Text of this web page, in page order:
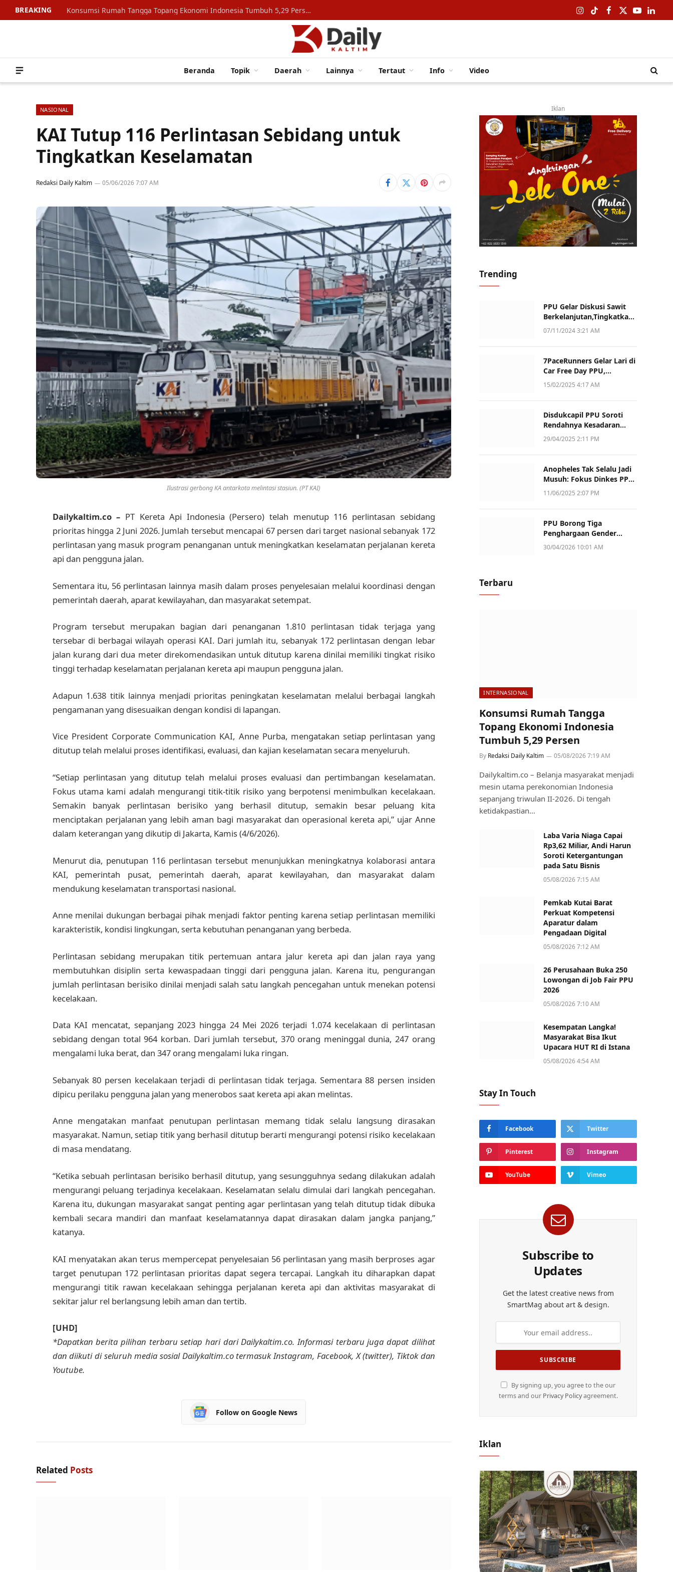
BREAKING Konsumsi Rumah Tangga Topang Ekonomi Indonesia Tumbuh 5,29 Persen Instagram
TikTokFacebook
X
YouTube
Beranda Topik Daerah Lainnya Tertaut Info Video
NASIONAL
KAI Tutup 116 Perlintasan Sebidang untuk
Tingkatkan Keselamatan
Redaksi Daily Kaltim 05/06/2026 7:07 AM
Ilustrasi gerbong KA antarkota melintasi stasiun. (PT KAI)
Dailykaltim.co – PT Kereta Api Indonesia (Persero) telah menutup 116 perlintasan sebidang
prioritas hingga 2 Juni 2026. Jumlah tersebut mencapai 67 persen dari target nasional sebanyak 172
perlintasan yang masuk program penanganan untuk meningkatkan keselamatan perjalanan kereta
api dan pengguna jalan.
Sementara itu, 56 perlintasan lainnya masih dalam proses penyelesaian melalui koordinasi dengan
pemerintah daerah, aparat kewilayahan, dan masyarakat setempat.
Program tersebut merupakan bagian dari penanganan 1.810 perlintasan tidak terjaga yang
tersebar di berbagai wilayah operasi KAI. Dari jumlah itu, sebanyak 172 perlintasan dengan lebar
jalan kurang dari dua meter direkomendasikan untuk ditutup karena dinilai memiliki tingkat risiko
tinggi terhadap keselamatan perjalanan kereta api maupun pengguna jalan.
Adapun 1.638 titik lainnya menjadi prioritas peningkatan keselamatan melalui berbagai langkah
pengamanan yang disesuaikan dengan kondisi di lapangan.
Vice President Corporate Communication KAI, Anne Purba, mengatakan setiap perlintasan yang
ditutup telah melalui proses identifikasi, evaluasi, dan kajian keselamatan secara menyeluruh.
“Setiap perlintasan yang ditutup telah melalui proses evaluasi dan pertimbangan keselamatan.
Fokus utama kami adalah mengurangi titik-titik risiko yang berpotensi menimbulkan kecelakaan.
Semakin banyak perlintasan berisiko yang berhasil ditutup, semakin besar peluang kita
menciptakan perjalanan yang lebih aman bagi masyarakat dan operasional kereta api,” ujar Anne
dalam keterangan yang dikutip di Jakarta, Kamis (4/6/2026).
Menurut dia, penutupan 116 perlintasan tersebut menunjukkan meningkatnya kolaborasi antara
KAI, pemerintah pusat, pemerintah daerah, aparat kewilayahan, dan masyarakat dalam
mendukung keselamatan transportasi nasional.
Anne menilai dukungan berbagai pihak menjadi faktor penting karena setiap perlintasan memiliki
karakteristik, kondisi lingkungan, serta kebutuhan penanganan yang berbeda.
Perlintasan sebidang merupakan titik pertemuan antara jalur kereta api dan jalan raya yang
membutuhkan disiplin serta kewaspadaan tinggi dari pengguna jalan. Karena itu, pengurangan
jumlah perlintasan berisiko dinilai menjadi salah satu langkah pencegahan untuk menekan potensi
kecelakaan.
Data KAI mencatat, sepanjang 2023 hingga 24 Mei 2026 terjadi 1.074 kecelakaan di perlintasan
sebidang dengan total 964 korban. Dari jumlah tersebut, 370 orang meninggal dunia, 247 orang
mengalami luka berat, dan 347 orang mengalami luka ringan.
Sebanyak 80 persen kecelakaan terjadi di perlintasan tidak terjaga. Sementara 88 persen insiden
dipicu perilaku pengguna jalan yang menerobos saat kereta api akan melintas.
Anne mengatakan manfaat penutupan perlintasan memang tidak selalu langsung dirasakan
masyarakat. Namun, setiap titik yang berhasil ditutup berarti mengurangi potensi risiko kecelakaan
di masa mendatang.
“Ketika sebuah perlintasan berisiko berhasil ditutup, yang sesungguhnya sedang dilakukan adalah
mengurangi peluang terjadinya kecelakaan. Keselamatan selalu dimulai dari langkah pencegahan.
Karena itu, dukungan masyarakat sangat penting agar perlintasan yang telah ditutup tidak dibuka
kembali secara mandiri dan manfaat keselamatannya dapat dirasakan dalam jangka panjang,”
katanya.
KAI menyatakan akan terus mempercepat penyelesaian 56 perlintasan yang masih berproses agar
target penutupan 172 perlintasan prioritas dapat segera tercapai. Langkah itu diharapkan dapat
mengurangi titik rawan kecelakaan sehingga perjalanan kereta api dan aktivitas masyarakat di
sekitar jalur rel berlangsung lebih aman dan tertib.
[UHD]
*Dapatkan berita pilihan terbaru setiap hari dari Dailykaltim.co. Informasi terbaru juga dapat dilihat
dan diikuti di seluruh media sosial Dailykaltim.co termasuk Instagram, Facebook, X (twitter), Tiktok dan
Youtube.
Follow on Google News
Related Posts
Iklan
Trending
PPU Gelar Diskusi Sawit
Berkelanjutan,Tingkatkan
Daya Saing dan Kualitas
07/11/2024 3:21 AM
7PaceRunners Gelar Lari di
Car Free Day PPU,
Kampanye Gaya Hidup
15/02/2025 4:17 AM
Disdukcapil PPU Soroti
Rendahnya Kesadaran
Warga Soal Pelaporan
29/04/2025 2:11 PM
Anopheles Tak Selalu Jadi
Musuh: Fokus Dinkes PPU
Kini ke Penularan Aktif di
11/06/2025 2:07 PM
PPU Borong Tiga
Penghargaan Gender
Champion Kaltim 2026,
30/04/2026 10:01 AM
Terbaru
INTERNASIONAL
Konsumsi Rumah Tangga
Topang Ekonomi Indonesia
Tumbuh 5,29 Persen
By Redaksi Daily Kaltim 05/08/2026 7:19 AM
Dailykaltim.co – Belanja masyarakat menjadi
mesin utama perekonomian Indonesia
sepanjang triwulan II-2026. Di tengah
ketidakpastian…
Laba Varia Niaga Capai
Rp3,62 Miliar, Andi Harun
Soroti Ketergantungan
pada Satu Bisnis
05/08/2026 7:15 AM
Pemkab Kutai Barat
Perkuat Kompetensi
Aparatur dalam
Pengadaan Digital
05/08/2026 7:12 AM
26 Perusahaan Buka 250
Lowongan di Job Fair PPU
2026
05/08/2026 7:10 AM
Kesempatan Langka!
Masyarakat Bisa Ikut
Upacara HUT RI di Istana
05/08/2026 4:54 AM
Stay In Touch
Facebook Twitter
Pinterest Instagram
YouTube Vimeo
Subscribe to
Updates
Get the latest creative news from
SmartMag about art & design.
By signing up, you agree to the our
terms and our Privacy Policyagreement.
Iklan